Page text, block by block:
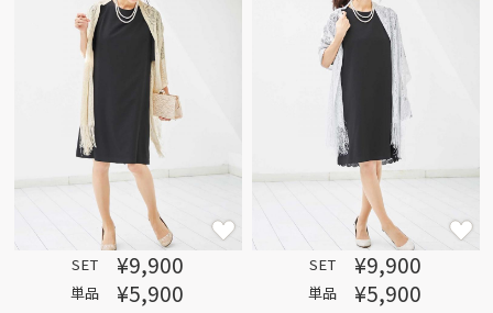
SET ¥9,900
単品 ¥5,900
SET ¥9,900
単品 ¥5,900